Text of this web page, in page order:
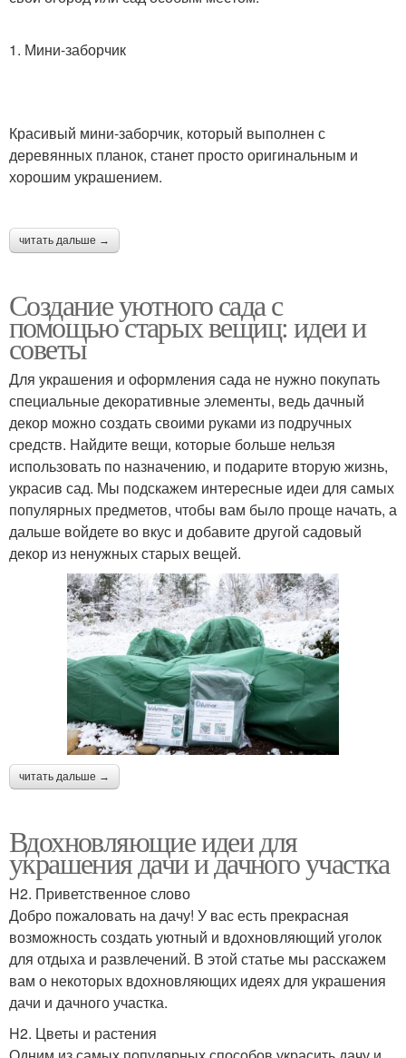
1. Мини-заборчик
Красивый мини-заборчик, который выполнен с
деревянных планок, станет просто оригинальным и
хорошим украшением.
читать дальше →
Создание уютного сада с
помощью старых вещиц: идеи и
советы
Для украшения и оформления сада не нужно покупать
специальные декоративные элементы, ведь дачный
декор можно создать своими руками из подручных
средств. Найдите вещи, которые больше нельзя
использовать по назначению, и подарите вторую жизнь,
украсив сад. Мы подскажем интересные идеи для самых
популярных предметов, чтобы вам было проще начать, а
дальше войдете во вкус и добавите другой садовый
декор из ненужных старых вещей.
читать дальше →
Вдохновляющие идеи для
украшения дачи и дачного участка
H2. Приветственное слово
Добро пожаловать на дачу! У вас есть прекрасная
возможность создать уютный и вдохновляющий уголок
для отдыха и развлечений. В этой статье мы расскажем
вам о некоторых вдохновляющих идеях для украшения
дачи и дачного участка.
H2. Цветы и растения